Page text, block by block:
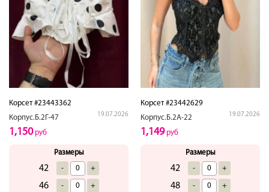
Корсет #23443362
Корпус.Б.2Г-47
19.07.2026
1,150руб
Размеры
42 - +
46 - +
Корсет #23442629
Корпус.Б.2А-22
19.07.2026
1,149руб
Размеры
42 - +
48 - +